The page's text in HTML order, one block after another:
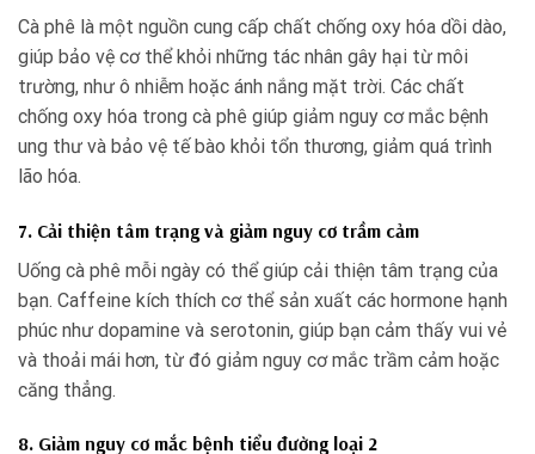
Cà phê là một nguồn cung cấp chất chống oxy hóa dồi dào,
giúp bảo vệ cơ thể khỏi những tác nhân gây hại từ môi
trường, như ô nhiễm hoặc ánh nắng mặt trời. Các chất
chống oxy hóa trong cà phê giúp giảm nguy cơ mắc bệnh
ung thư và bảo vệ tế bào khỏi tổn thương, giảm quá trình
lão hóa.
7. Cải thiện tâm trạng và giảm nguy cơ trầm cảm
Uống cà phê mỗi ngày có thể giúp cải thiện tâm trạng của
bạn. Caffeine kích thích cơ thể sản xuất các hormone hạnh
phúc như dopamine và serotonin, giúp bạn cảm thấy vui vẻ
và thoải mái hơn, từ đó giảm nguy cơ mắc trầm cảm hoặc
căng thẳng.
8. Giảm nguy cơ mắc bệnh tiểu đường loại 2